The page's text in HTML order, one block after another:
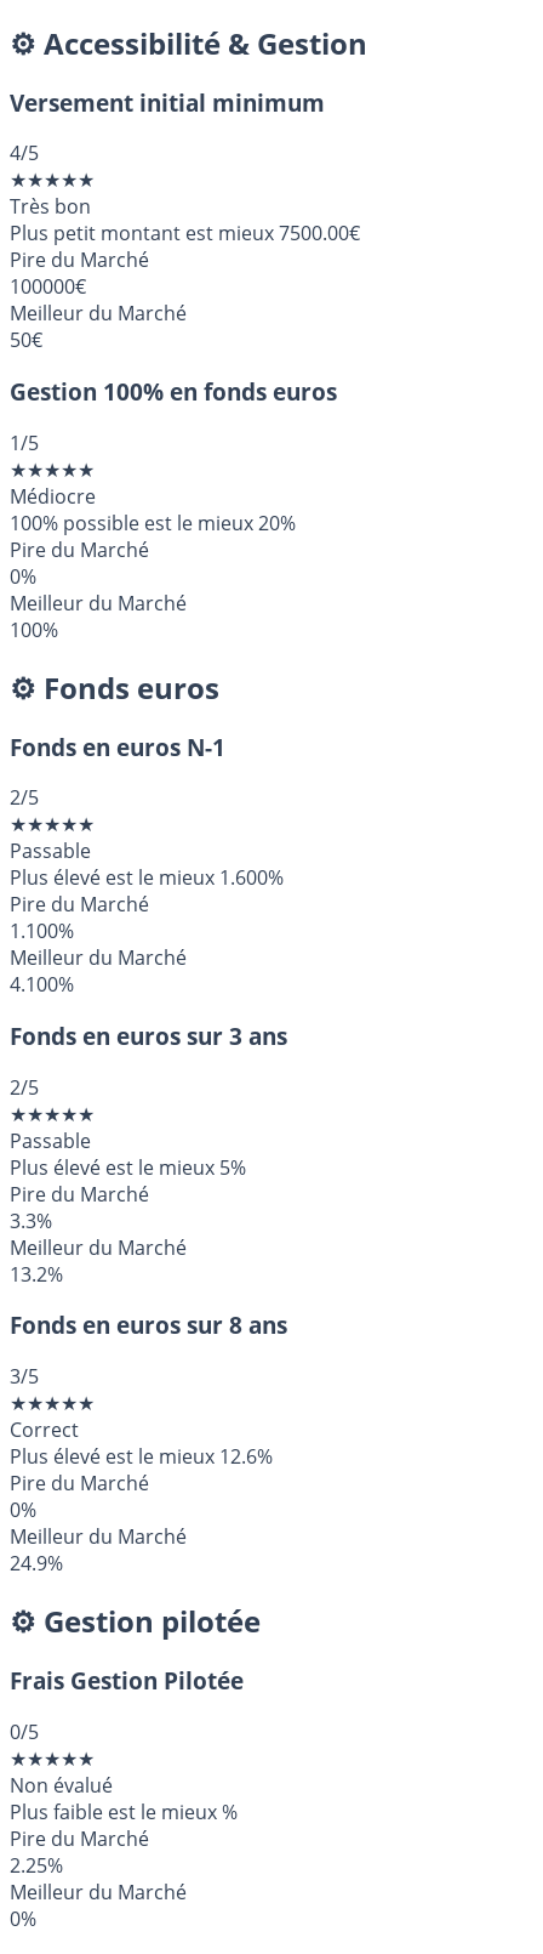
⚙️ Accessibilité & Gestion
Versement initial minimum
4/5
★★★★★
Très bon
Plus petit montant est mieux7500.00€
Pire du Marché
100000€
Meilleur du Marché
50€
Gestion 100% en fonds euros
1/5
★★★★★
Médiocre
100% possible est le mieux20%
Pire du Marché
0%
Meilleur du Marché
100%
⚙️ Fonds euros
Fonds en euros N-1
2/5
★★★★★
Passable
Plus élevé est le mieux 1.600%
Pire du Marché
1.100%
Meilleur du Marché
4.100%
Fonds en euros sur 3 ans
2/5
★★★★★
Passable
Plus élevé est le mieux 5%
Pire du Marché
3.3%
Meilleur du Marché
13.2%
Fonds en euros sur 8 ans
3/5
★★★★★
Correct
Plus élevé est le mieux 12.6%
Pire du Marché
0%
Meilleur du Marché
24.9%
⚙️ Gestion pilotée
Frais Gestion Pilotée
0/5
★★★★★
Non évalué
Plus faible est le mieux%
Pire du Marché
2.25%
Meilleur du Marché
0%